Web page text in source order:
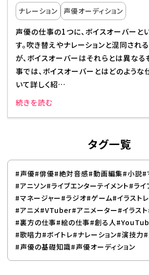
ナレーション 声優オーディション
声優の仕事の1つに、ボイスオーバーと
す。吹き替えやナレーションと混同され
が、ボイスオーバーはそれらとは異なる
事では、ボイスオーバーとはどのよう
いて詳しく紹…
続きを読む
タグ一覧
#声優#俳優#絶対音感#動画編集#小説#
#アニソン#ライブエンターテイメント#ライ
#マネージャー#ラジオ#ゲーム#イラスト
#アニメ#VTuber#アニメーター#イラスト
#裏方の仕事#絵の仕事#創る人
#歌唱力#ボイトレ#ナレーション#演技力
#声優の基礎知識#声優オーディション